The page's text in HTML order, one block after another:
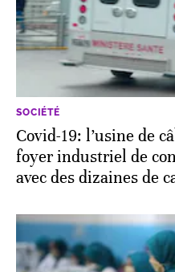
SOCIÉTÉ
Covid-19: l’usine de
foyer industriel de
avec des dizaines de